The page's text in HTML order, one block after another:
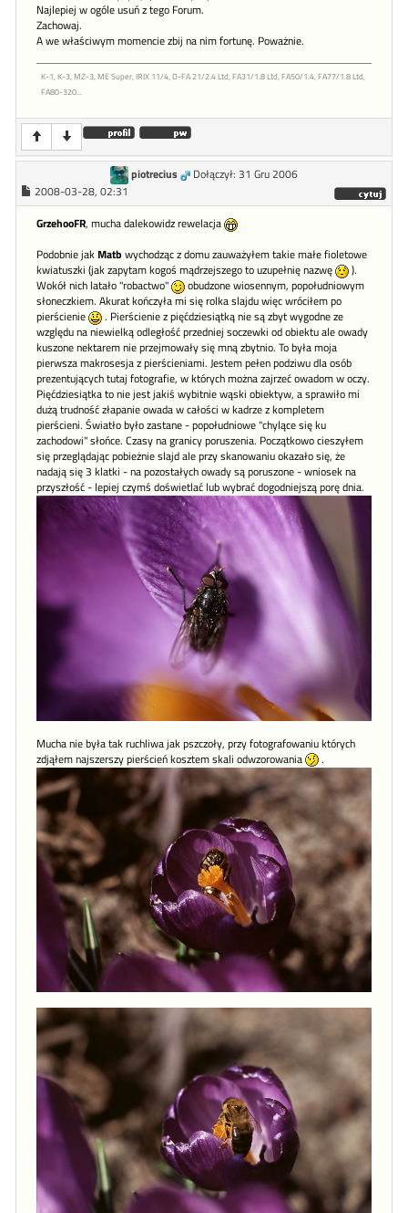
Najlepiej w ogóle usuń z tego Forum.
Zachowaj.
A we właściwym momencie zbij na nim fortunę. Poważnie.
K-1, K-3, MZ-3, ME Super, IRIX 11/4, D-FA 21/2.4 Ltd, FA31/1.8 Ltd, FA50/1.4, FA77/1.8 Ltd,
FA80-320...
piotrecius
Dołączył: 31 Gru 2006
2008-03-28, 02:31
GrzehooFR, mucha dalekowidz rewelacja
Podobnie jakMatb wychodząc z domu zauważyłem takie małe fioletowe
kwiatuszki (jak zapytam kogoś mądrzejszego to uzupełnię nazwę
).
Wokół nich latało "robactwo"
obudzone wiosennym, popołudniowym
słoneczkiem. Akurat kończyła mi się rolka slajdu więc wróciłem po
pierścienie
. Pierścienie z pięćdziesiątką nie są zbyt wygodne ze
względu na niewielką odległość przedniej soczewki od obiektu ale owady
kuszone nektarem nie przejmowały się mną zbytnio. To była moja
pierwsza makrosesja z pierścieniami. Jestem pełen podziwu dla osób
prezentujących tutaj fotografie, w których można zajrzeć owadom w oczy.
Pięćdziesiątka to nie jest jakiś wybitnie wąski obiektyw, a sprawiło mi
dużą trudność złapanie owada w całości w kadrze z kompletem
pierścieni. Światło było zastane - popołudniowe "chylące się ku
zachodowi" słońce. Czasy na granicy poruszenia. Początkowo cieszyłem
się przeglądając pobieżnie slajd ale przy skanowaniu okazało się, że
nadają się 3 klatki - na pozostałych owady są poruszone - wniosek na
przyszłość - lepiej czymś doświetlać lub wybrać dogodniejszą porę dnia.
Mucha nie była tak ruchliwa jak pszczoły, przy fotografowaniu których
zdjąłem najszerszy pierścień kosztem skali odwzorowania
.